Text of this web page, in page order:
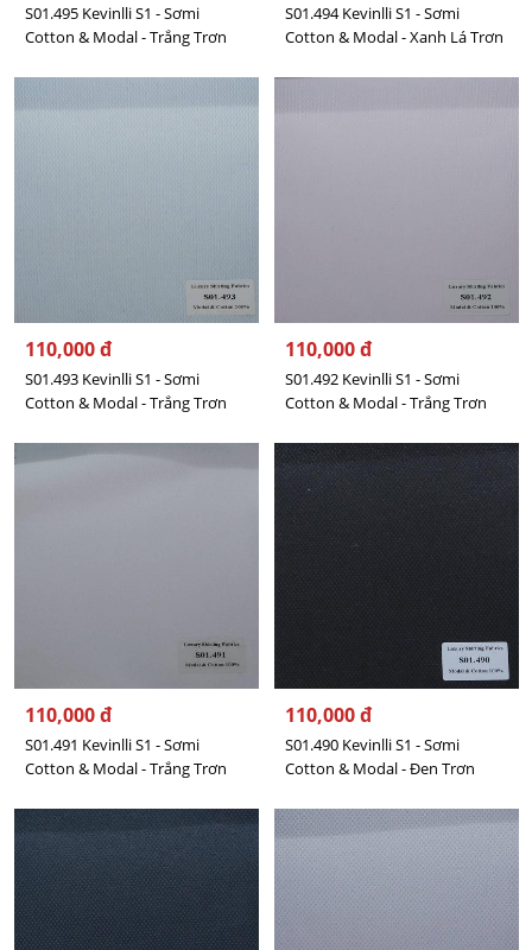
S01.495 Kevinlli S1 - Sơmi
Cotton & Modal - Trắng Trơn
S01.494 Kevinlli S1 - Sơmi
Cotton & Modal - Xanh Lá Trơn
110,000 đ
S01.493 Kevinlli S1 - Sơmi
Cotton & Modal - Trắng Trơn
110,000 đ
S01.492 Kevinlli S1 - Sơmi
Cotton & Modal - Trắng Trơn
110,000 đ
S01.491 Kevinlli S1 - Sơmi
Cotton & Modal - Trắng Trơn
110,000 đ
S01.490 Kevinlli S1 - Sơmi
Cotton & Modal - Đen Trơn